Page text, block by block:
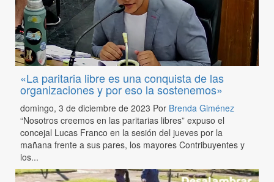
«La paritaria libre es una conquista de las
organizaciones y por eso la sostenemos»
domingo, 3 de diciembre de 2023 Por Brenda Giménez
“Nosotros creemos en las paritarias libres” expuso el
concejal Lucas Franco en la sesión del jueves por la
mañana frente a sus pares, los mayores Contribuyentes y
los...